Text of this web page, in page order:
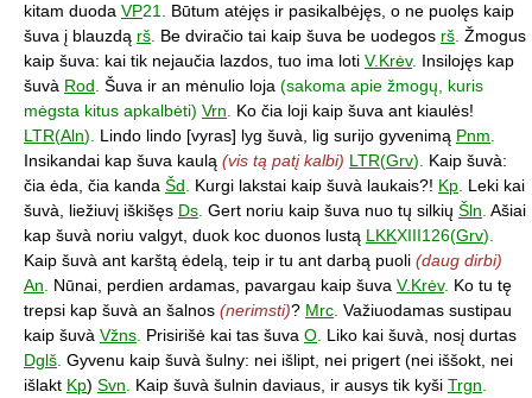
kitam duoda VP21. Būtum atėjęs ir pasikalbėjęs, o ne puolęs kaip
šuva į blauzdą rš. Be dviračio tai kaip šuva be uodegos rš. Žmogus
kaip šuva: kai tik nejaučia lazdos, tuo ima loti V.Krėv. Insilojęs kap
šuvà Rod. Šuva ir an mėnulio loja (sakoma apie žmogų, kuris
mėgsta kitus apkalbėti) Vrn. Ko čia loji kaip šuva ant kiaulės!
LTR(Aln). Lindo lindo [vyras] lyg šuvà, lig surijo gyvenimą Pnm.
Insikandai kap šuva kaulą (vis tą patį kalbi) LTR(Grv). Kaip šuvà:
čia ėda, čia kanda Šd. Kurgi lakstai kaip šuvà laukais?! Kp. Leki kai
šuvà, liežiuvį iškišęs Ds. Gert noriu kaip šuva nuo tų silkių Šln. Ašiai
kap šuvà noriu valgyt, duok koc duonos lustą LKKXIII126(Grv).
Kaip šuvà ant karštą ėdelą, teip ir tu ant darbą puoli (daug dirbi)
An. Nūnai, perdien ardamas, pavargau kaip šuva V.Krėv. Ko tu tę
trepsi kap šuvà an šalnos (nerimsti)? Mrc. Važiuodamas sustipau
kaip šuvà Vžns. Prisirišė kai tas šuva O. Liko kai šuvà, nosį durtas
Dglš. Gyvenu kaip šuvà šulny: nei išlipt, nei prigert (nei iššokt, nei
išlakt Kp) Svn. Kaip šuvà šulnin daviaus, ir ausys tik kyši Trgn.